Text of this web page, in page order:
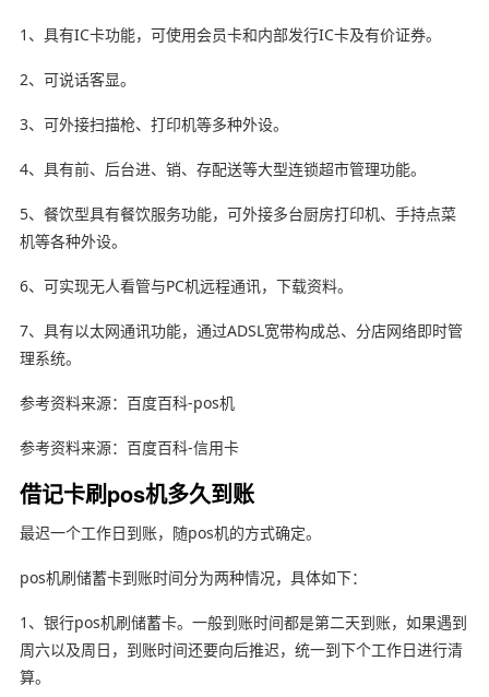
1、具有IC卡功能，可使用会员卡和内部发行IC卡及有价证券。
2、可说话客显。
3、可外接扫描枪、打印机等多种外设。
4、具有前、后台进、销、存配送等大型连锁超市管理功能。
5、餐饮型具有餐饮服务功能，可外接多台厨房打印机、手持点菜
机等各种外设。
6、可实现无人看管与PC机远程通讯，下载资料。
7、具有以太网通讯功能，通过ADSL宽带构成总、分店网络即时管
理系统。
参考资料来源：百度百科-pos机
参考资料来源：百度百科-信用卡
借记卡刷pos机多久到账
最迟一个工作日到账，随pos机的方式确定。
pos机刷储蓄卡到账时间分为两种情况，具体如下：
1、银行pos机刷储蓄卡。一般到账时间都是第二天到账，如果遇到
周六以及周日，到账时间还要向后推迟，统一到下个工作日进行清
算。